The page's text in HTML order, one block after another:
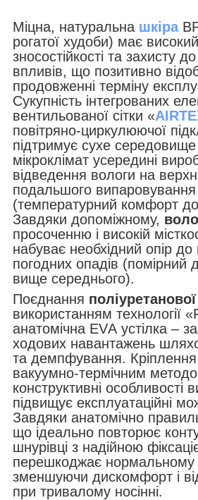
Міцна, натуральна шкіра
рогатої худоби) має
зносостійкості та захисту
впливів, що позитивно
продовженні терміну
Сукупність інтегрованих
вентильованої сітки «
повітряно-циркулюючої
підтримує сухе
мікроклімат усередині
відведення вологи на
подальшого випаровування
(температурний комфорт
Завдяки допоміжному,
просоченню і високій
набуває необхідний опір до
погодних опадів (помірний
вище середнього).
Поєднання поліуретанової
використанням технології
анатомічна ЕVА устілка –
ходових навантажень
та демпфування.
вакуумно-термічним
конструктивні особливості
підвищує експлуатаційні
Завдяки анатомічно
що ідеально повторює
шнурівці з надійною
перешкоджає нормальному
зменшуючи дискомфорт і
при тривалому носінні.